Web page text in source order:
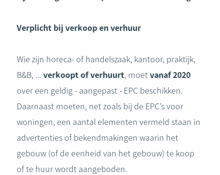
Verplicht bij verkoop en verhuur
Wie zijn horeca- of handelszaak, kantoor, praktijk,
B&B, ... verkoopt of verhuurt, moetvanaf 2020
over een geldig - aangepast - EPC beschikken.
Daarnaast moeten, net zoals bij de EPC’s voor
woningen, een aantal elementen vermeld staan in
advertenties of bekendmakingen waarin het
gebouw (of de eenheid van het gebouw) te koop
of te huur wordt aangeboden.